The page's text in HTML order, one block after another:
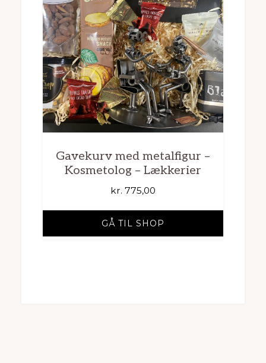
Gavekurv med metalfigur –
Kosmetolog – Lækkerier
kr. 775,00
GÅ TIL SHOP